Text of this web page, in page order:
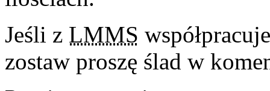
Jeśli z LMMS
zostaw proszę ślad w